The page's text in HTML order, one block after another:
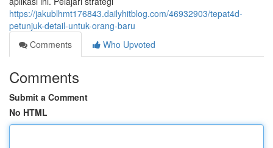
https://jakublhmt176843.dailyhitblog.com/46932903/tepat4d-
petunjuk-detail-untuk-orang-baru
Comments
Who Upvoted
Comments
Submit a Comment
No HTML